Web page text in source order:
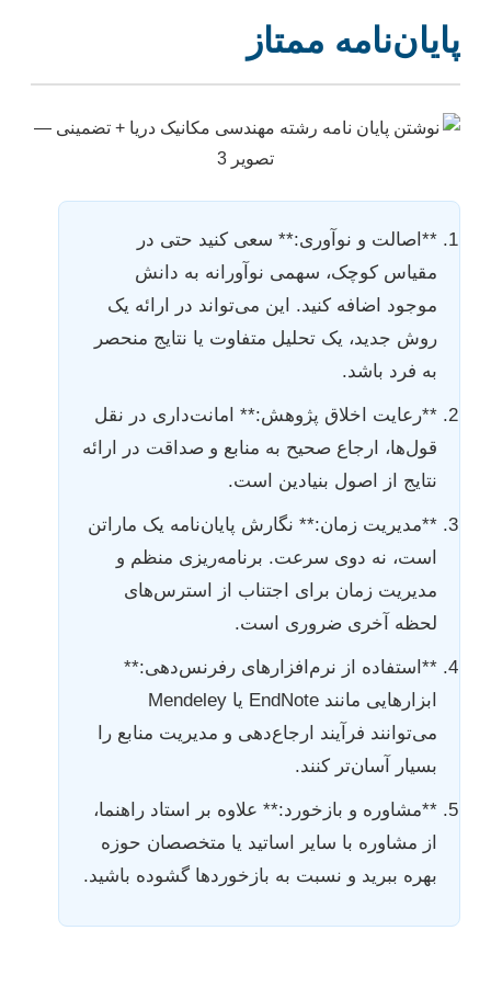
پایان‌نامه ممتاز
**اصالت و نوآوری:** سعی کنید حتی در
مقیاس کوچک، سهمی نوآورانه به دانش
موجود اضافه کنید. این می‌تواند در ارائه یک
روش جدید، یک تحلیل متفاوت یا نتایج منحصر
به فرد باشد.
**رعایت اخلاق پژوهش:** امانت‌داری در نقل
قول‌ها، ارجاع صحیح به منابع و صداقت در ارائه
نتایج از اصول بنیادین است.
**مدیریت زمان:** نگارش پایان‌نامه یک ماراتن
است، نه دوی سرعت. برنامه‌ریزی منظم و
مدیریت زمان برای اجتناب از استرس‌های
لحظه آخری ضروری است.
**استفاده از نرم‌افزارهای رفرنس‌دهی:**
ابزارهایی مانند EndNote یا Mendeley
می‌توانند فرآیند ارجاع‌دهی و مدیریت منابع را
بسیار آسان‌تر کنند.
**مشاوره و بازخورد:** علاوه بر استاد راهنما،
از مشاوره با سایر اساتید یا متخصصان حوزه
بهره ببرید و نسبت به بازخوردها گشوده باشید.